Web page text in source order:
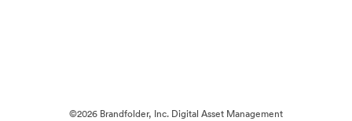
©2026 Brandfolder, Inc. Digital Asset Management